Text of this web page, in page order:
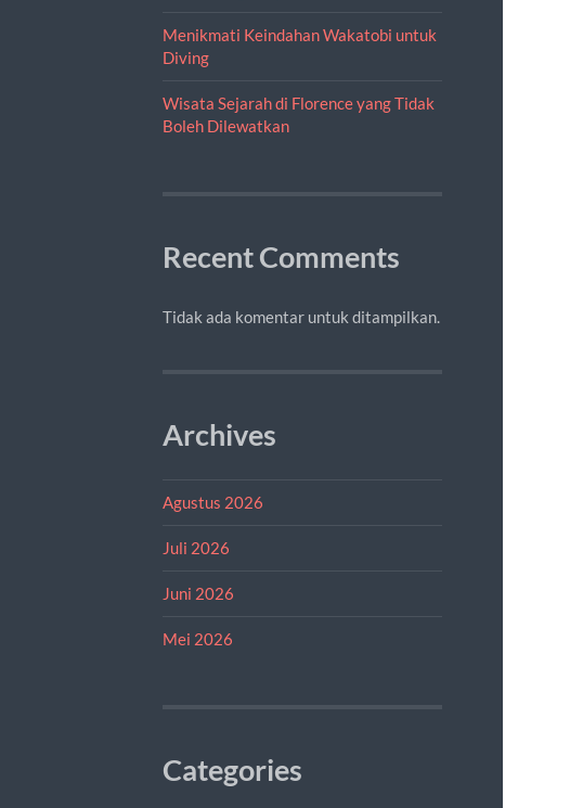
Menikmati Keindahan Wakatobi untuk
Diving
Wisata Sejarah di Florence yang Tidak
Boleh Dilewatkan
Recent Comments
Tidak ada komentar untuk ditampilkan.
Archives
Agustus 2026
Juli 2026
Juni 2026
Mei 2026
Categories